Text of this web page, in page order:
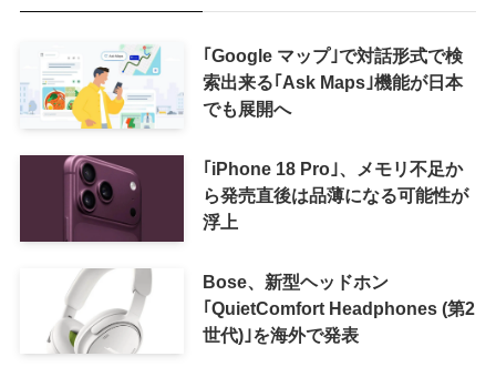
｢Google マップ｣で対話形式で検
索出来る｢Ask Maps｣機能が日本
でも展開へ
｢iPhone 18 Pro｣、メモリ不足か
ら発売直後は品薄になる可能性が
浮上
Bose、新型ヘッドホン
｢QuietComfort Headphones (第2
世代)｣を海外で発表